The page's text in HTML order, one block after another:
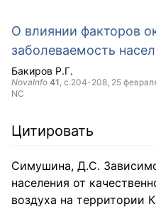
О влиянии факторов
заболеваемость
Бакиров Р.Г.
NovaInfo 41, с.204-208, 25
NC
Цитировать
Симушина, Д.С.
населения от
воздуха на территории